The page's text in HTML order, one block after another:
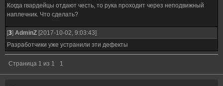
Когда гвардейцы отдают честь, то рука проходит через неподвижный
наплечник. Что сделать?
[3] AdminZ [2017-10-02, 9:03:43]
Разработчики уже устранили эти дефекты
Страница 1 из 1 1